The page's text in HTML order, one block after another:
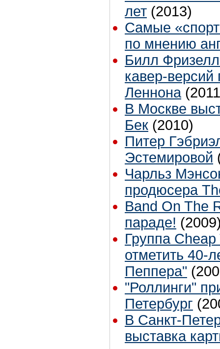
лет (2013)
Самые
по мнению
Билл
кавер-
Леннона
В Москве
Бек (2010)
Питер
Эстемировой
Чарльз
продюсера
Band On The
параде!
Группа
отметить 40-
Пеппера"
"Роллинги"
Петербург
В Санкт-
выставка